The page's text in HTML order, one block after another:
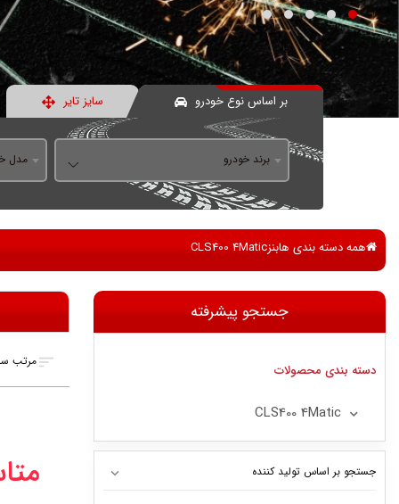
بر اساس نوع خودرو سایز تایر
برند خودرو مدل
همه دسته بندی هابنزCLS400 4Matic
جستجو پیشرفته
دسته بندی محصولات
CLS400 4Matic
جستجو بر اساس تولید کننده
مرتب